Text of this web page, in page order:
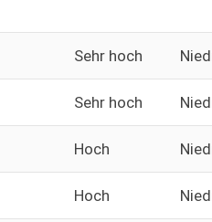
Sehr hoch
Sehr hoch
Hoch
Hoch